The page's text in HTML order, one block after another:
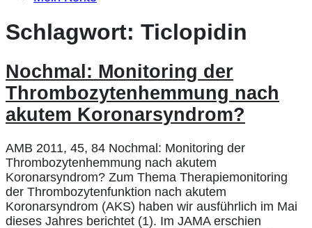
Schlagwort: Ticlopidin
Nochmal: Monitoring der
Thrombozytenhemmung nach
akutem Koronarsyndrom?
AMB 2011, 45, 84 Nochmal: Monitoring der
Thrombozytenhemmung nach akutem
Koronarsyndrom? Zum Thema Therapiemonitoring
der Thrombozytenfunktion nach akutem
Koronarsyndrom (AKS) haben wir ausführlich im Mai
dieses Jahres berichtet (1). Im JAMA erschien